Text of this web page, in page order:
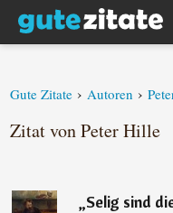
Gute Zitate › Autoren ›
Zitat von Peter Hille
„Selig sind